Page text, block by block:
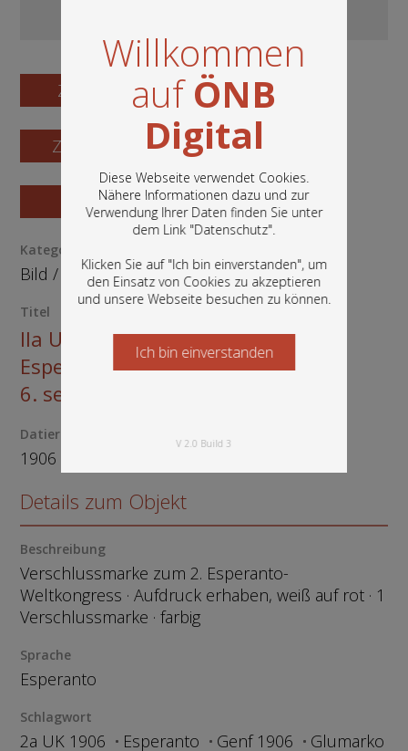
Willkommen
aufÖNB
Digital
Diese Webseite verwendet Cookies.
Nähere Informationen dazu und zur
Verwendung Ihrer Daten finden Sie unter
dem Link "Datenschutz".
Klicken Sie auf "Ich bin einverstanden", um
den Einsatz von Cookies zu akzeptieren
und unsere Webseite besuchen zu können.
In diesem Portal finden Sie die digitalen
Bestände der Österreichischen
Nationalbibliothek: Bücher, Fotografien,
Grafiken und vieles mehr.
Ich bin einverstanden
Starten Sie jetzt
V 2.0 Build 3
Zum Digitalisat
Zum Katalogisat
Zur Vorschau
Kategorie / Medientyp
Bild/ Ephemera
Titel
IIa Universala Kongreso de
Esperanto, Ĝenevo 28. aŭgusto -
6. septembro 1906
Datierung
1906
Details zum Objekt
Beschreibung
Verschlussmarke zum 2. Esperanto-
Weltkongress · Aufdruck erhaben, weiß auf rot · 1
Verschlussmarke · farbig
Sprache
Esperanto
Schlagwort
2a UK 1906 Esperanto Genf 1906 Glumarko